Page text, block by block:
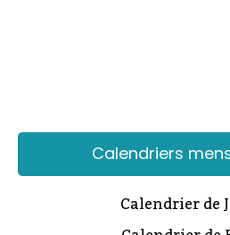
Calendriers
Calendrier de